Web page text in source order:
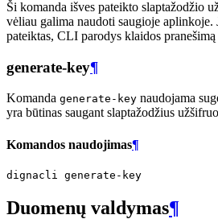
Ši komanda išves pateikto slaptažodžio
vėliau galima naudoti saugioje aplinkoje.
pateiktas, CLI parodys klaidos
generate-key¶
Komanda generate-key naudojama
yra būtinas saugant slaptažodžius
Komandos naudojimas¶
dignacli
Duomenų valdymas¶